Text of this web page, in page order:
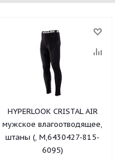
HYPERLOOK CRISTAL AIR
мужское влагоотводящее,
штаны (, M,6430427-815-
6095)